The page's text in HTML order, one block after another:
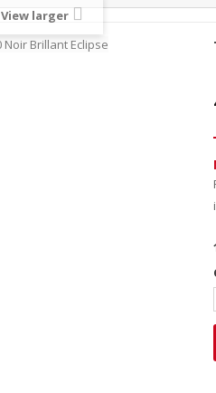
View larger